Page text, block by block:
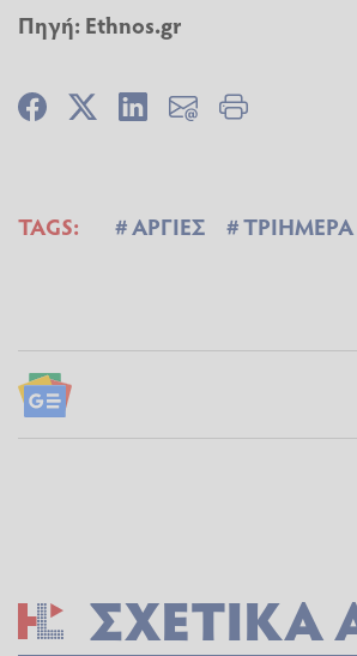
Πηγή: Ethnos.gr
TAGS: ΑΡΓΙΕΣ ΤΡΙΗΜΕΡΑ
ΣΧΕΤΙΚΆ